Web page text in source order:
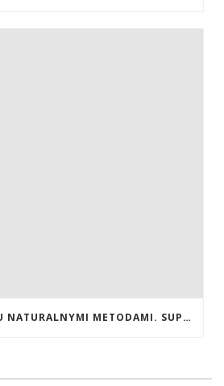
POPRAWA WZROKU NATURALNYMI METODAMI. SUPLEMENTY CALIVITA NA POPRAWĘ WZROKU